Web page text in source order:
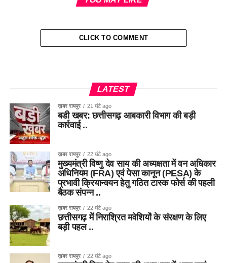
CLICK TO COMMENT
LATEST
ख़बर रायपुर 21 घंटे ago
बडी खबर: छत्तीसगढ़ आबकारी विभाग की बड़ी
कार्रवाई ..
ख़बर रायपुर 22 घंटे ago
मुख्यमंत्री विष्णु देव साय की अध्यक्षता में वन अधिकार
अधिनियम (FRA) एवं पेसा कानून (PESA) के
प्रभावी क्रियान्वयन हेतु गठित टास्क फोर्स की पहली
बैठक संपन्न ..
ख़बर रायपुर 22 घंटे ago
छत्तीसगढ़ में निराश्रित मवेशियों के संरक्षण के लिए
बड़ी पहल ..
ख़बर रायपुर 22 घंटे ago